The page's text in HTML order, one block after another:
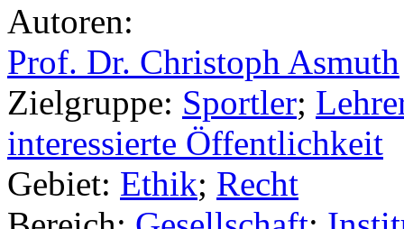
Autoren:
Prof. Dr. Christoph Asmuth
Zielgruppe: Sportler;
interessierte Öffentlichkeit
Gebiet: Ethik; Recht